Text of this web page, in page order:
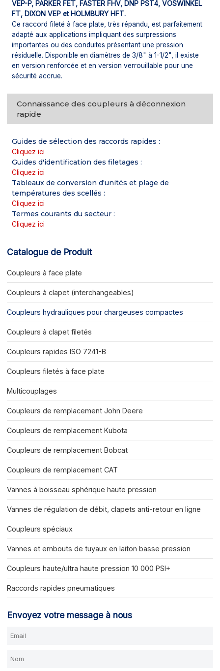
VEP-P, PARKER FET, FASTER FHV, DNP PST4, VOSWINKEL
FT, DIXON VEP et HOLMBURY HFT.
Ce raccord fileté à face plate, très répandu, est parfaitement
adapté aux applications impliquant des surpressions
importantes ou des conduites présentant une pression
résiduelle. Disponible en diamètres de 3/8" à 1-1/2", il existe
en version renforcée et en version verrouillable pour une
sécurité accrue.
Connaissance des coupleurs à déconnexion
rapide
Guides de sélection des raccords rapides :
Cliquez ici
Guides d'identification des filetages :
Cliquez ici
Tableaux de conversion d'unités et plage de
températures des scellés :
Cliquez ici
Termes courants du secteur :
Cliquez ici
Catalogue de Produit
Coupleurs à face plate
Coupleurs à clapet (interchangeables)
Coupleurs hydrauliques pour chargeuses compactes
Coupleurs à clapet filetés
Coupleurs rapides ISO 7241-B
Coupleurs filetés à face plate
Multicouplages
Coupleurs de remplacement John Deere
Coupleurs de remplacement Kubota
Coupleurs de remplacement Bobcat
Coupleurs de remplacement CAT
Vannes à boisseau sphérique haute pression
Vannes de régulation de débit, clapets anti-retour en ligne
Coupleurs spéciaux
Vannes et embouts de tuyaux en laiton basse pression
Coupleurs haute/ultra haute pression 10 000 PSI+
Raccords rapides pneumatiques
Envoyez votre message à nous